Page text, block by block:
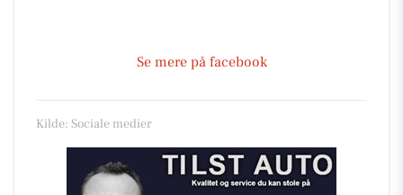
Se mere på facebook
Kilde: Sociale medier